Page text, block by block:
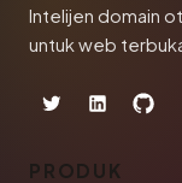
Intelijen domain
untuk web
PRODUK